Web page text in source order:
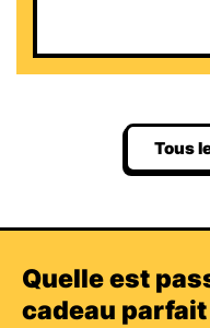
Tous
Quelle est
cadeau parfait